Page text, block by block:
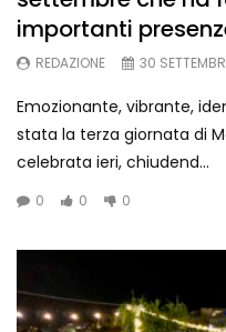
importanti
REDAZIONE 30
Emozionante, vibrante,
stata la terza giornata di
celebrata ieri, chiudend...
0 0 0